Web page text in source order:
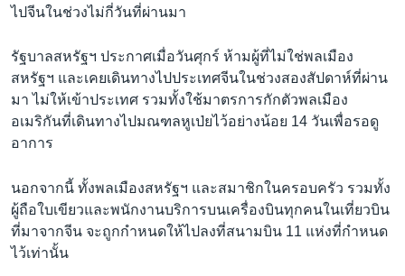
ไปจีนในช่วงไม่กี่วันที่ผ่านมา
รัฐบาลสหรัฐฯ ประกาศเมื่อวันศุกร์ ห้ามผู้ที่ไม่ใช่พลเมือง
สหรัฐฯ และเคยเดินทางไปประเทศจีนในช่วงสองสัปดาห์ที่ผ่าน
มา ไม่ให้เข้าประเทศ รวมทั้งใช้มาตรการกักตัวพลเมือง
อเมริกันที่เดินทางไปมณฑลหูเป่ยไว้อย่างน้อย 14 วันเพื่อรอดู
อาการ
นอกจากนี้ ทั้งพลเมืองสหรัฐฯ และสมาชิกในครอบครัว รวมทั้ง
ผู้ถือใบเขียวและพนักงานบริการบนเครื่องบินทุกคนในเที่ยวบิน
ที่มาจากจีน จะถูกกำหนดให้ไปลงที่สนามบิน 11 แห่งที่กำหนด
ไว้เท่านั้น